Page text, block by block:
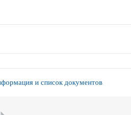
и список документов